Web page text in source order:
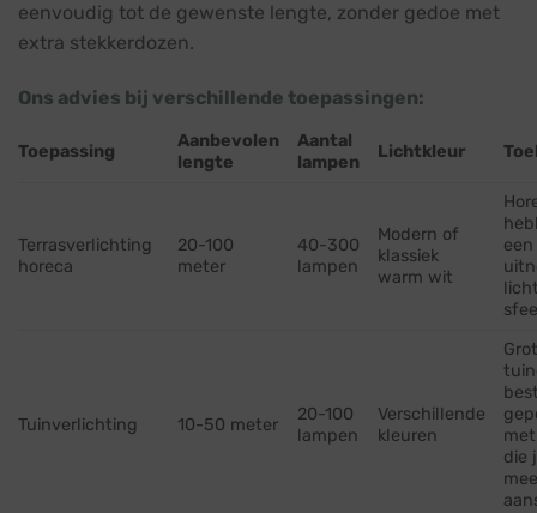
eenvoudig tot de gewenste lengte, zonder gedoe met
extra stekkerdozen.
Ons advies bij verschillende toepassingen:
Toepassing
Aanbevolen
lengte
Aantal
lampen
Lichtkleur
Terrasverlichting
horeca
20-100
meter
40-300
lampen
Modern of
klassiek
warm wit
Tuinverlichting 10-50 meter
20-100
lampen
Verschillende
kleuren
die